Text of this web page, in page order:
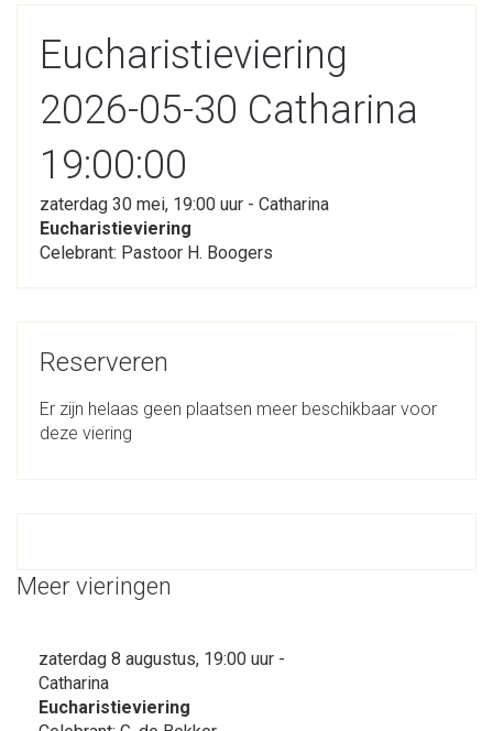
Eucharistieviering
2026-05-30 Catharina
19:00:00
zaterdag 30 mei, 19:00 uur - Catharina
Eucharistieviering
Celebrant: Pastoor H. Boogers
Reserveren
Er zijn helaas geen plaatsen meer beschikbaar voor
deze viering
Meer vieringen
zaterdag 8 augustus, 19:00 uur -
Catharina
Eucharistieviering